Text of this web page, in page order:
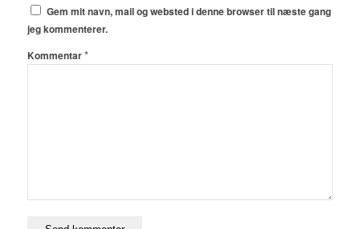
Gem mit navn, mail og websted i denne browser til næste gang
jeg kommenterer.
Kommentar*